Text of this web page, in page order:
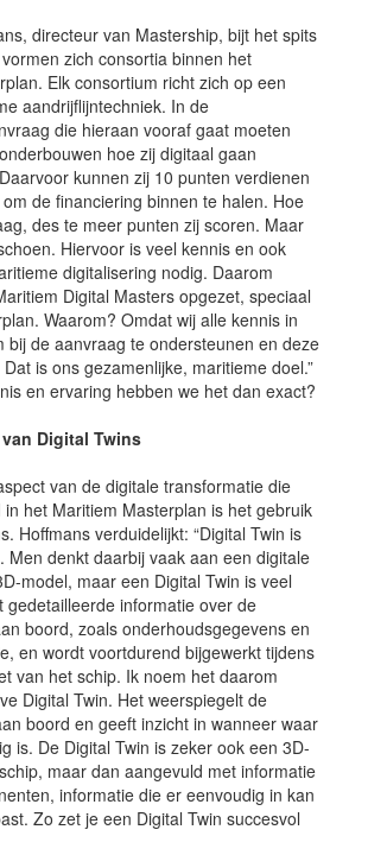
directeur van Mastership, bijt het spits
zich consortia binnen het
Elk consortium richt zich op een
aandrijflijntechniek. In de
die hieraan vooraf gaat moeten
hoe zij digitaal gaan
kunnen zij 10 punten verdienen
de financiering binnen te halen. Hoe
des te meer punten zij scoren. Maar
Hiervoor is veel kennis en ook
digitalisering nodig. Daarom
Digital Masters opgezet, speciaal
Waarom? Omdat wij alle kennis in
bij de aanvraag te ondersteunen en deze
is ons gezamenlijke, maritieme doel.”
en ervaring hebben we het dan exact?
Digital Twins
van de digitale transformatie die
het Maritiem Masterplan is het gebruik
Hoffmans verduidelijkt: “Digital Twin is
Men denkt daarbij vaak aan een digitale
model, maar een Digital Twin is veel
gedetailleerde informatie over de
boord, zoals onderhoudsgegevens en
en wordt voortdurend bijgewerkt tijdens
van het schip. Ik noem het daarom
Digital Twin. Het weerspiegelt de
boord en geeft inzicht in wanneer waar
is. De Digital Twin is zeker ook een 3D-
maar dan aangevuld met informatie
informatie die er eenvoudig in kan
Zo zet je een Digital Twin succesvol